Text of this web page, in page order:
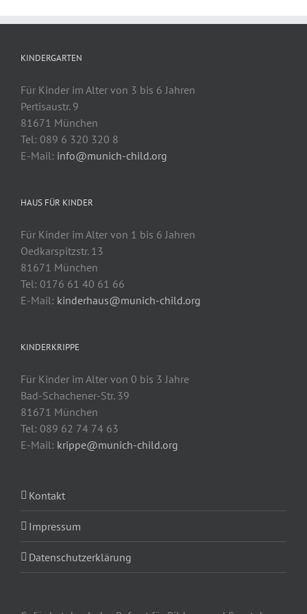
KINDERGARTEN
Für Kinder im Alter von 3 bis 6 Jahren
Pertisaustr. 9
81671 München
Tel: 089 6 320 320 8
E-Mail: info@munich-child.org
HAUS FÜR KINDER
Für Kinder im Alter von 1 bis 6 Jahren
Oedkarspitzstr. 13
81671 München
Tel: 0176 61 40 61 66
E-Mail: kinderhaus@munich-child.org
KINDERKRIPPE
Für Kinder im Alter von 0 bis 3 Jahre
Bad-Schachener-Str. 39
81671 München
Tel: 089 62 74 74 63
E-Mail: krippe@munich-child.org
Kontakt
Impressum
Datenschutzerklärung